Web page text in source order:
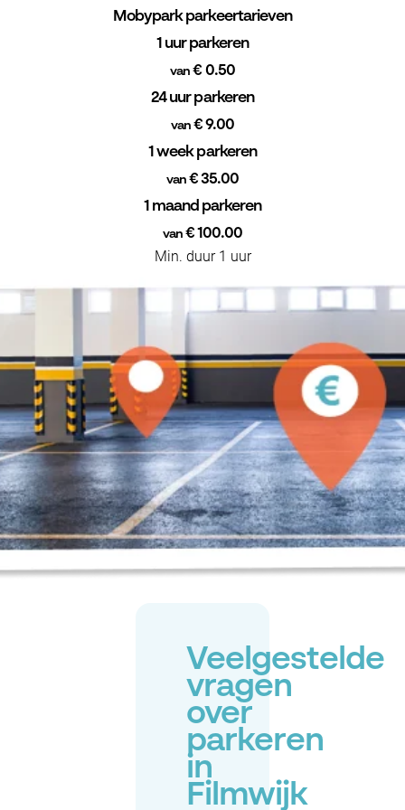
Mobypark parkeertarieven
1 uur parkeren
van € 0.50
24 uur parkeren
van€ 9.00
1 week parkeren
van€ 35.00
1 maand parkeren
van€ 100.00
Min. duur 1 uur
Veelgestelde
vragen
over
parkeren
in
Filmwijk